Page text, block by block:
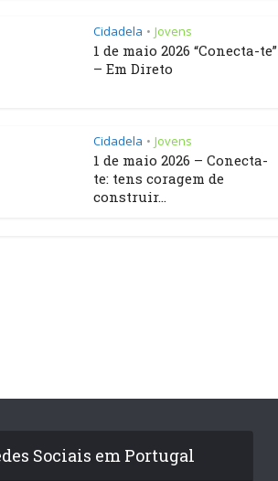
Cidadela • Jovens
1 de maio 2026 “Conecta-te”
– Em Direto
Cidadela • Jovens
1 de maio 2026 – Conecta-
te: tens coragem de
construir...
Sociais em Portugal